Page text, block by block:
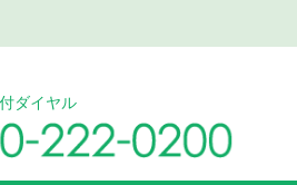
ダイヤル